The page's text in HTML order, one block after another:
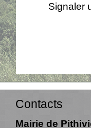
Signaler
Contacts
Mairie de